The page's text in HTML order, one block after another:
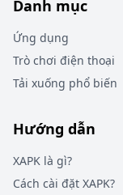
Danh mục
Ứng dụng
Trò chơi điện thoại
Tải xuống phổ biến
Hướng dẫn
XAPK là gì?
Cách cài đặt XAPK?